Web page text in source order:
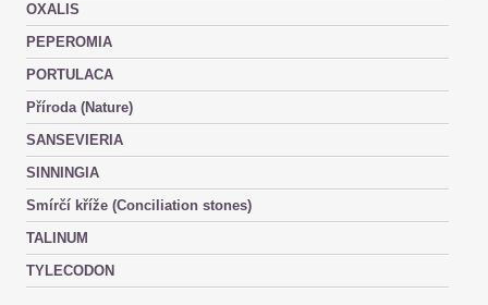
OXALIS
PEPEROMIA
PORTULACA
Příroda (Nature)
SANSEVIERIA
SINNINGIA
Smírčí kříže (Conciliation stones)
TALINUM
TYLECODON